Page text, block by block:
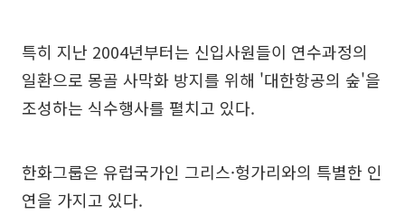
특히 지난 2004년부터는 신입사원들이 연수과정의
일환으로 몽골 사막화 방지를 위해 '대한항공의 숲'을
조성하는 식수행사를 펼치고 있다.
한화그룹은 유럽국가인 그리스·헝가리와의 특별한 인
연을 가지고 있다.